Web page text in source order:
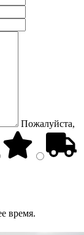
Пожалуйста,
время.